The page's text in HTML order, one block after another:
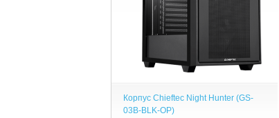
Корпус Chieftec Night Hunter (GS-
03B-BLK-OP)